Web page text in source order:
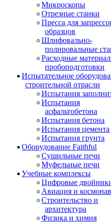
Микроскопы
Отрезные станки
Пресса для
образцов
Шлифовально-
полировальные
Расходные
пробоподготовки
Испытательное
строительной отрасли
Испытания
Испытания
асфальтобетона
Испытания бетона
Испытания цемента
Испытания грунта
Оборудование Faithful
Сушильные печи
Муфельные печи
Учебные комплексы
Цифровые
Авиация и
Строительство и
архитектура
Физика и химия